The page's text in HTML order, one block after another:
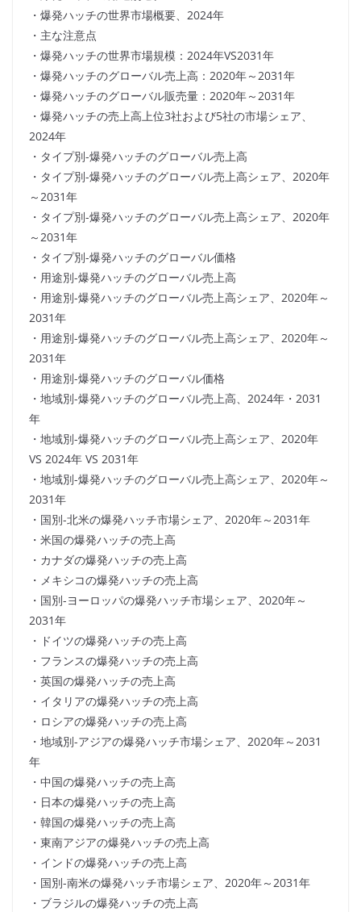
・爆発ハッチの世界市場概要、2024年
・主な注意点
・爆発ハッチの世界市場規模：2024年VS2031年
・爆発ハッチのグローバル売上高：2020年～2031年
・爆発ハッチのグローバル販売量：2020年～2031年
・爆発ハッチの売上高上位3社および5社の市場シェア、
2024年
・タイプ別-爆発ハッチのグローバル売上高
・タイプ別-爆発ハッチのグローバル売上高シェア、2020年
～2031年
・タイプ別-爆発ハッチのグローバル売上高シェア、2020年
～2031年
・タイプ別-爆発ハッチのグローバル価格
・用途別-爆発ハッチのグローバル売上高
・用途別-爆発ハッチのグローバル売上高シェア、2020年～
2031年
・用途別-爆発ハッチのグローバル売上高シェア、2020年～
2031年
・用途別-爆発ハッチのグローバル価格
・地域別-爆発ハッチのグローバル売上高、2024年・2031
年
・地域別-爆発ハッチのグローバル売上高シェア、2020年
VS 2024年 VS 2031年
・地域別-爆発ハッチのグローバル売上高シェア、2020年～
2031年
・国別-北米の爆発ハッチ市場シェア、2020年～2031年
・米国の爆発ハッチの売上高
・カナダの爆発ハッチの売上高
・メキシコの爆発ハッチの売上高
・国別-ヨーロッパの爆発ハッチ市場シェア、2020年～
2031年
・ドイツの爆発ハッチの売上高
・フランスの爆発ハッチの売上高
・英国の爆発ハッチの売上高
・イタリアの爆発ハッチの売上高
・ロシアの爆発ハッチの売上高
・地域別-アジアの爆発ハッチ市場シェア、2020年～2031
年
・中国の爆発ハッチの売上高
・日本の爆発ハッチの売上高
・韓国の爆発ハッチの売上高
・東南アジアの爆発ハッチの売上高
・インドの爆発ハッチの売上高
・国別-南米の爆発ハッチ市場シェア、2020年～2031年
・ブラジルの爆発ハッチの売上高